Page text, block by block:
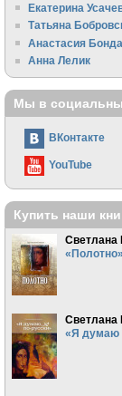
Екатерина
Татьяна
Анастасия
Анна Лелик
Мы в
ВКонтакте
YouTube
Купить наши
Светлана
«Полотно»
Светлана
«Я думаю